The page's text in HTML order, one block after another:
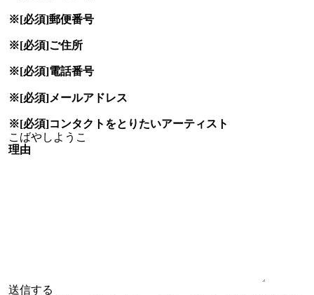
※[必須]郵便番号
※[必須]ご住所
※[必須]電話番号
※[必須]メールアドレス
※[必須]コンタクトをとりたいアーティスト
理由